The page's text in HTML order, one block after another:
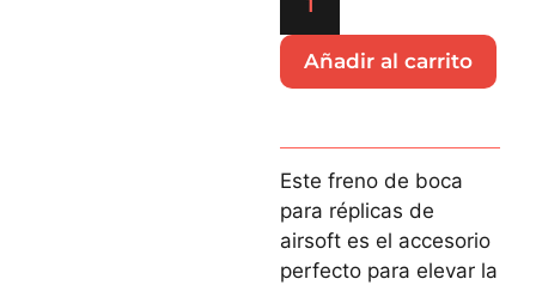
Añadir al carrito
Este freno de boca
para réplicas de
airsoft es el accesorio
perfecto para elevar la